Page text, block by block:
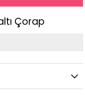
Çorap